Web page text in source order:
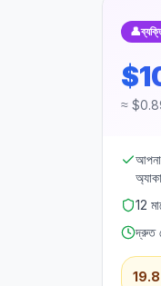
👤
≈
12
দ্রুত
19.8